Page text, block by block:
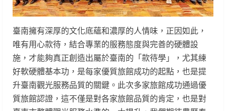
臺南擁有深厚的文化底蘊和濃厚的人情味，正因如此，
唯有用心款待，結合專業的服務態度與完善的硬體設
施，才能夠真正創造出屬於臺南的「款待學」，尤其練
好軟硬體基本功，是每家優質旅館成功的起點，也是提
升臺南觀光服務品質的關鍵。此次多家旅館成功通過優
質旅館認證，這不僅是對各家旅館品質的肯定，也是對